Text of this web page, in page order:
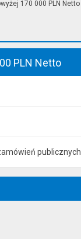
170 000 PLN Netto
PLN Netto
publicznych